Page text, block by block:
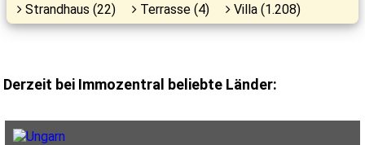
Strandhaus (22)
Terrasse (4) Villa (1.208)
Derzeit bei Immozentral beliebte Länder: